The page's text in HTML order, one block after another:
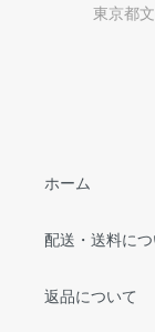
東京都
ホーム
配送・送料につ
返品について